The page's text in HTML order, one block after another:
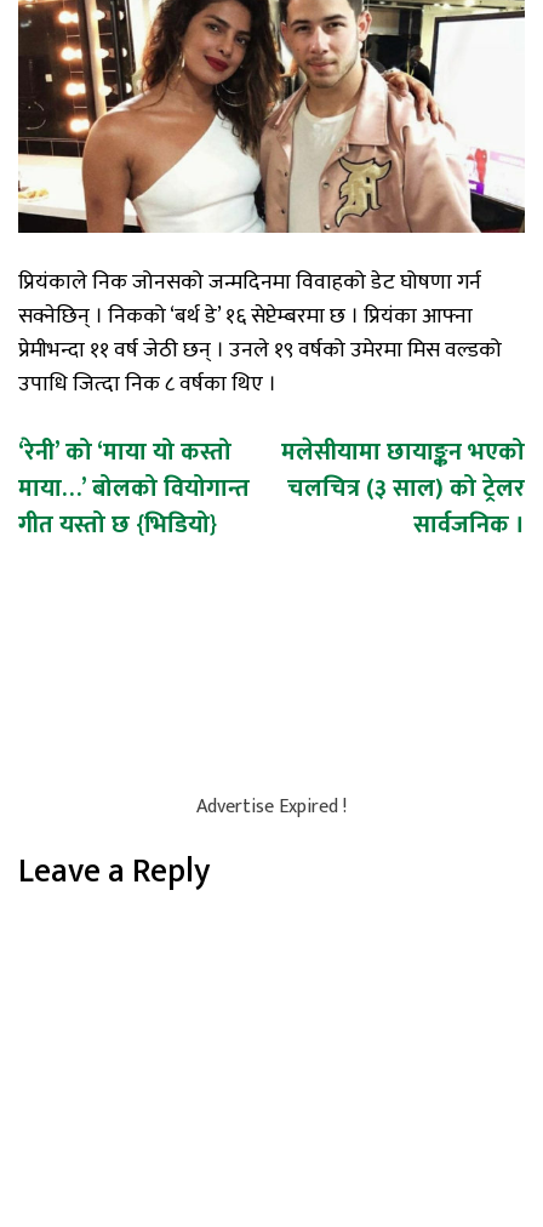
प्र‍ियंकाले न‍िक जोनसको जन्मदिनमा विवाहको डेट घोषणा गर्न
सक्नेछिन् । न‍िकको ‘बर्थ डे’ १६ सेप्टेम्बरमा छ । प्रियंका आफ्ना
प्रेमीभन्दा ११ वर्ष जेठी छन् । उनले १९ वर्षको उमेरमा मिस वल्डको
उपाधि जित्दा निक ८ वर्षका थिए ।
Post
navigation
‘रेनी’ को ‘माया यो कस्तो
माया…’ बोलको वियोगान्त
गीत यस्तो छ {भिडियो}
मलेसीयामा छायाङ्कन भएको
चलचित्र (३ साल) को ट्रेलर
सार्वजनिक ।
Advertise Expired !
Leave a Reply